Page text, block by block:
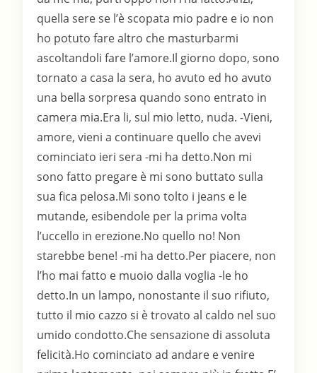
quella sere se l’è scopata mio padre e io non
ho potuto fare altro che masturbarmi
ascoltandoli fare l’amore.Il giorno dopo, sono
tornato a casa la sera, ho avuto ed ho avuto
una bella sorpresa quando sono entrato in
camera mia.Era li, sul mio letto, nuda. -Vieni,
amore, vieni a continuare quello che avevi
cominciato ieri sera -mi ha detto.Non mi
sono fatto pregare è mi sono buttato sulla
sua fica pelosa.Mi sono tolto i jeans e le
mutande, esibendole per la prima volta
l’uccello in erezione.No quello no! Non
starebbe bene! -mi ha detto.Per piacere, non
l’ho mai fatto e muoio dalla voglia -le ho
detto.In un lampo, nonostante il suo rifiuto,
tutto il mio cazzo si è trovato al caldo nel suo
umido condotto.Che sensazione di assoluta
felicità.Ho cominciato ad andare e venire